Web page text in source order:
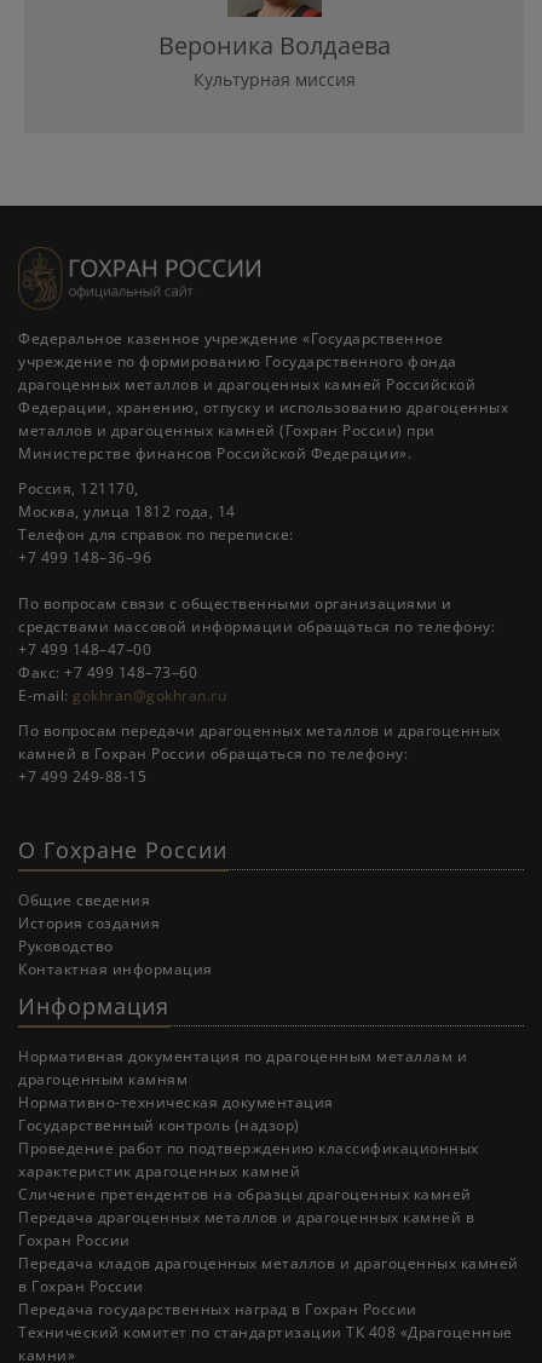
Вероника Волдаева
Культурная миссия
Федеральное казенное учреждение «Государственное
учреждение по формированию Государственного фонда
драгоценных металлов и драгоценных камней Российской
Федерации, хранению, отпуску и использованию драгоценных
металлов и драгоценных камней (Гохран России) при
Министерстве финансов Российской Федерации».
Россия, 121170,
Москва, улица 1812 года, 14
Телефон для справок по переписке:
+7 499 148–36–96
По вопросам связи с общественными организациями и
средствами массовой информации обращаться по телефону:
+7 499 148–47–00
Факс: +7 499 148–73–60
E-mail: gokhran@gokhran.ru
По вопросам передачи драгоценных металлов и драгоценных
камней в Гохран России обращаться по телефону:
+7 499 249-88-15
О Гохране России
Общие сведения
История создания
Руководство
Контактная информация
Информация
Нормативная документация по драгоценным металлам и
драгоценным камням
Нормативно-техническая документация
Государственный контроль (надзор)
Проведение работ по подтверждению классификационных
характеристик драгоценных камней
Cличение претендентов на образцы драгоценных камней
Передача драгоценных металлов и драгоценных камней в
Гохран России
Передача кладов драгоценных металлов и драгоценных камней
в Гохран России
Передача государственных наград в Гохран России
Технический комитет по стандартизации ТК 408 «Драгоценные
камни»